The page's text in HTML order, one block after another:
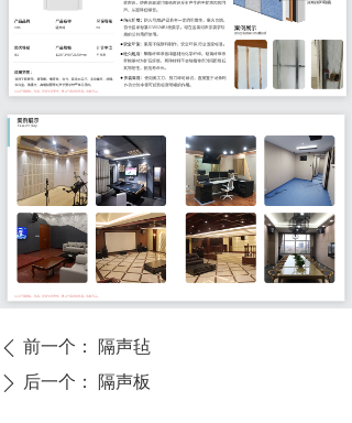
ꄴ 前一个： 隔声毡
ꄲ 后一个： 隔声板